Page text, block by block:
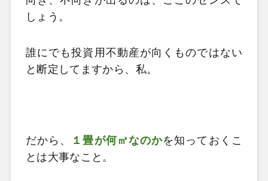
しょう。
誰にでも投資用不動産が向くものではない
と断定してますから、私。
だから、 １畳が何㎡なのかを知っておくこ
とは大事なこと。